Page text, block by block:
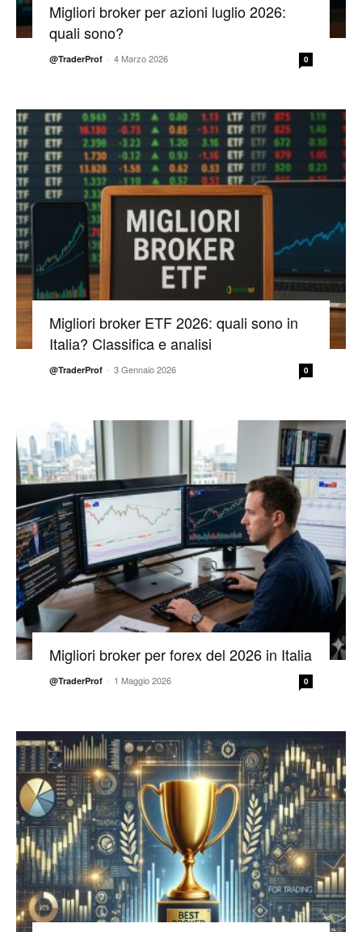
Migliori broker per azioni luglio 2026:
quali sono?
@TraderProf - 4 Marzo 2026 0
Migliori broker ETF 2026: quali sono in
Italia? Classifica e analisi
@TraderProf - 3 Gennaio 2026 0
Migliori broker per forex del 2026 in Italia
@TraderProf - 1 Maggio 2026 0